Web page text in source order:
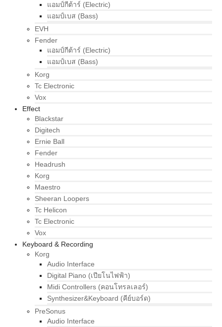
แอมป์กีต้าร์ (Electric)
แอมป์เบส (Bass)
EVH
Fender
แอมป์กีต้าร์ (Electric)
แอมป์เบส (Bass)
Korg
Tc Electronic
Vox
Effect
Blackstar
Digitech
Ernie Ball
Fender
Headrush
Korg
Maestro
Sheeran Loopers
Tc Helicon
Tc Electronic
Vox
Keyboard & Recording
Korg
Audio Interface
Digital Piano (เปียโนไฟฟ้า)
Midi Controllers (คอนโทรลเลอร์)
Synthesizer&Keyboard (คีย์บอร์ด)
PreSonus
Audio Interface